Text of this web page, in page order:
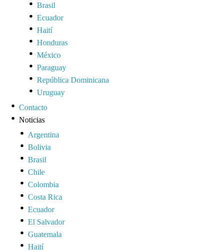
Brasil
Ecuador
Haití
Honduras
México
Paraguay
República Dominicana
Uruguay
Contacto
Noticias
Argentina
Bolivia
Brasil
Chile
Colombia
Costa Rica
Ecuador
El Salvador
Guatemala
Haití